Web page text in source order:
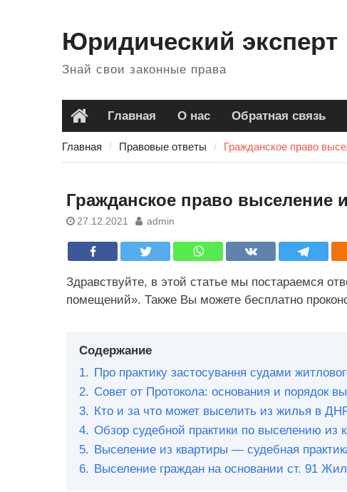
Юридический эксперт
Знай свои законные права
Главная
Главная О нас Обратная связь
Главная Правовые ответы Гражданское право
Гражданское право выселение
27.12.2021 admin
Здравствуйте, в этой статье мы постараемся
помещений». Также Вы можете бесплатно
Содержание
1. Про практику застосування судами
2. Совет от Протокола: основания и порядок
3. Кто и за что может выселить из жилья в
4. Обзор судебной практики по выселению из
5. Выселение из квартиры — судебная
6. Выселение граждан на основании ст. 91